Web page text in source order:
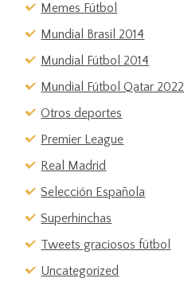
Memes Fútbol
Mundial Brasil 2014
Mundial Fútbol 2014
Mundial Fútbol Qatar 2022
Otros deportes
Premier League
Real Madrid
Selección Española
Superhinchas
Tweets graciosos fútbol
Uncategorized